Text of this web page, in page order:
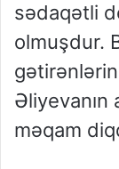
sədaqətli
olmuşdur.
Əliyevanın
məqam